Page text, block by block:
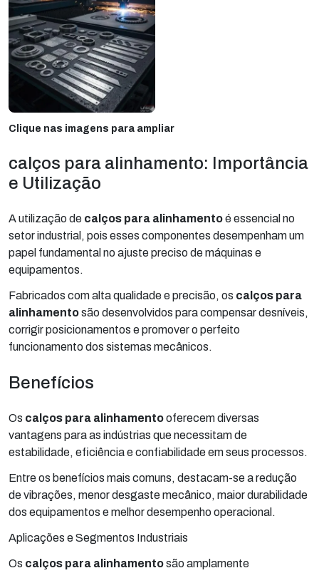
Clique nas imagens para ampliar
calços para alinhamento: Importância
e Utilização
A utilização de calços para alinhamentoé essencial no
setor industrial, pois esses componentes desempenham um
papel fundamental no ajuste preciso de máquinas e
equipamentos.
Fabricados com alta qualidade e precisão, os calços para
alinhamentosão desenvolvidos para compensar desníveis,
corrigir posicionamentos e promover o perfeito
funcionamento dos sistemas mecânicos.
Benefícios
Os calços para alinhamentooferecem diversas
vantagens para as indústrias que necessitam de
estabilidade, eficiência e confiabilidade em seus processos.
Entre os benefícios mais comuns, destacam-se a redução
de vibrações, menor desgaste mecânico, maior durabilidade
dos equipamentos e melhor desempenho operacional.
Aplicações e Segmentos Industriais
Os calços para alinhamentosão amplamente